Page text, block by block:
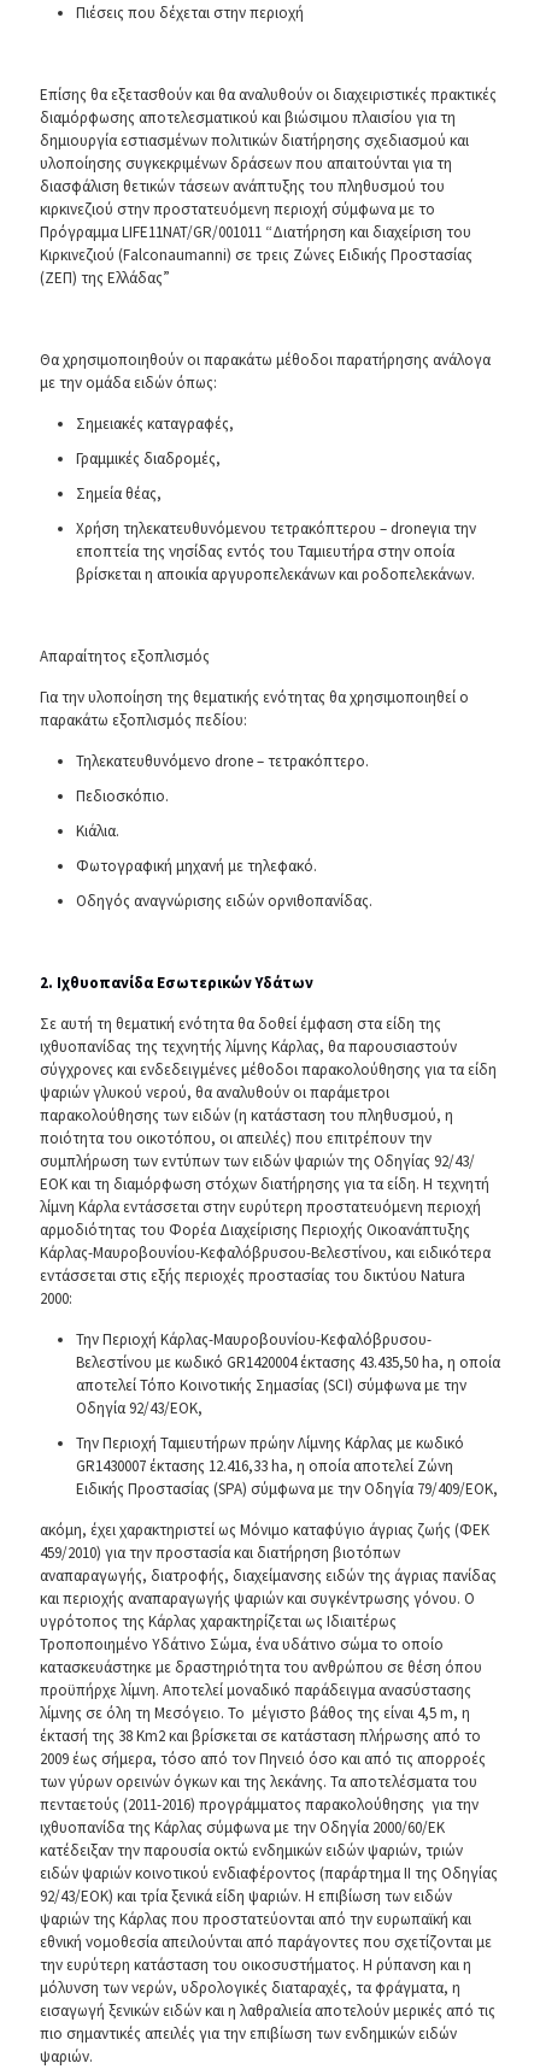
Πιέσεις που δέχεται στην περιοχή
Επίσης θα εξετασθούν και θα αναλυθούν οι διαχειριστικές πρακτικές
διαμόρφωσης αποτελεσματικού και βιώσιμου πλαισίου για τη
δημιουργία εστιασμένων πολιτικών διατήρησης σχεδιασμού και
υλοποίησης συγκεκριμένων δράσεων που απαιτούνται για τη
διασφάλιση θετικών τάσεων ανάπτυξης του πληθυσμού του
κιρκινεζιού στην προστατευόμενη περιοχή σύμφωνα με το
Πρόγραμμα LIFE11NAT/GR/001011 “Διατήρηση και διαχείριση του
Κιρκινεζιού (Falconaumanni) σε τρεις Ζώνες Ειδικής Προστασίας
(ΖΕΠ) της Ελλάδας”
Θα χρησιμοποιηθούν οι παρακάτω μέθοδοι παρατήρησης ανάλογα
με την ομάδα ειδών όπως:
Σημειακές καταγραφές,
Γραμμικές διαδρομές,
Σημεία θέας,
Χρήση τηλεκατευθυνόμενου τετρακόπτερου – droneγια την
εποπτεία της νησίδας εντός του Ταμιευτήρα στην οποία
βρίσκεται η αποικία αργυροπελεκάνων και ροδοπελεκάνων.
Απαραίτητος εξοπλισμός
Για την υλοποίηση της θεματικής ενότητας θα χρησιμοποιηθεί ο
παρακάτω εξοπλισμός πεδίου:
Τηλεκατευθυνόμενο drone – τετρακόπτερο.
Πεδιοσκόπιο.
Κιάλια.
Φωτογραφική μηχανή με τηλεφακό.
Οδηγός αναγνώρισης ειδών ορνιθοπανίδας.
2. Ιχθυοπανίδα Εσωτερικών Υδάτων
Σε αυτή τη θεματική ενότητα θα δοθεί έμφαση στα είδη της
ιχθυοπανίδας της τεχνητής λίμνης Κάρλας, θα παρουσιαστούν
σύγχρονες και ενδεδειγμένες μέθοδοι παρακολούθησης για τα είδη
ψαριών γλυκού νερού, θα αναλυθούν οι παράμετροι
παρακολούθησης των ειδών (η κατάσταση του πληθυσμού, η
ποιότητα του οικοτόπου, οι απειλές) που επιτρέπουν την
συμπλήρωση των εντύπων των ειδών ψαριών της Οδηγίας 92/43/
ΕΟΚ και τη διαμόρφωση στόχων διατήρησης για τα είδη. Η τεχνητή
λίμνη Κάρλα εντάσσεται στην ευρύτερη προστατευόμενη περιοχή
αρμοδιότητας του Φορέα Διαχείρισης Περιοχής Οικοανάπτυξης
Κάρλας-Μαυροβουνίου-Κεφαλόβρυσου-Βελεστίνου, και ειδικότερα
εντάσσεται στις εξής περιοχές προστασίας του δικτύου Natura
2000:
Την Περιοχή Κάρλας-Μαυροβουνίου-Κεφαλόβρυσου-
Βελεστίνου με κωδικό GR1420004 έκτασης 43.435,50 ha, η οποία
αποτελεί Τόπο Κοινοτικής Σημασίας (SCI) σύμφωνα με την
Οδηγία 92/43/ΕΟΚ,
Την Περιοχή Ταμιευτήρων πρώην Λίμνης Κάρλας με κωδικό
GR1430007 έκτασης 12.416,33 ha, η οποία αποτελεί Ζώνη
Ειδικής Προστασίας (SPA) σύμφωνα με την Οδηγία 79/409/ΕΟΚ,
ακόμη, έχει χαρακτηριστεί ως Μόνιμο καταφύγιο άγριας ζωής (ΦΕΚ
459/2010) για την προστασία και διατήρηση βιοτόπων
αναπαραγωγής, διατροφής, διαχείμανσης ειδών της άγριας πανίδας
και περιοχής αναπαραγωγής ψαριών και συγκέντρωσης γόνου. Ο
υγρότοπος της Κάρλας χαρακτηρίζεται ως Ιδιαιτέρως
Τροποποιημένο Υδάτινο Σώμα, ένα υδάτινο σώμα το οποίο
κατασκευάστηκε με δραστηριότητα του ανθρώπου σε θέση όπου
προϋπήρχε λίμνη. Αποτελεί μοναδικό παράδειγμα ανασύστασης
λίμνης σε όλη τη Μεσόγειο. Το μέγιστο βάθος της είναι 4,5 m, η
έκτασή της 38 Km2 και βρίσκεται σε κατάσταση πλήρωσης από το
2009 έως σήμερα, τόσο από τον Πηνειό όσο και από τις απορροές
των γύρων ορεινών όγκων και της λεκάνης. Τα αποτελέσματα του
πενταετούς (2011-2016) προγράμματος παρακολούθησης για την
ιχθυοπανίδα της Κάρλας σύμφωνα με την Οδηγία 2000/60/ΕΚ
κατέδειξαν την παρουσία οκτώ ενδημικών ειδών ψαριών, τριών
ειδών ψαριών κοινοτικού ενδιαφέροντος (παράρτημα ΙΙ της Οδηγίας
92/43/ΕΟΚ) και τρία ξενικά είδη ψαριών. Η επιβίωση των ειδών
ψαριών της Κάρλας που προστατεύονται από την ευρωπαϊκή και
εθνική νομοθεσία απειλούνται από παράγοντες που σχετίζονται με
την ευρύτερη κατάσταση του οικοσυστήματος. Η ρύπανση και η
μόλυνση των νερών, υδρολογικές διαταραχές, τα φράγματα, η
εισαγωγή ξενικών ειδών και η λαθραλιεία αποτελούν μερικές από τις
πιο σημαντικές απειλές για την επιβίωση των ενδημικών ειδών
ψαριών.